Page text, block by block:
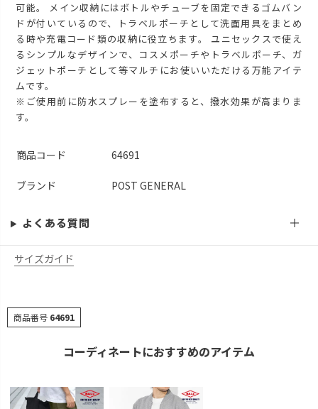
可能。 メイン収納にはボトルやチューブを固定できるゴムバン
ドが付いているので、トラベルポーチとして洗面用具をまとめ
る時や充電コード類の収納に役立ちます。 ユニセックスで使え
るシンプルなデザインで、コスメポーチやトラベルポーチ、ガ
ジェットポーチとして等マルチにお使いいただける万能アイテ
ムです。
※ご使用前に防水スプレーを塗布すると、撥水効果が高まりま
す。
商品コード 64691
ブランド POST GENERAL
よくある質問
サイズガイド
商品番号 64691
コーディネートにおすすめのアイテム